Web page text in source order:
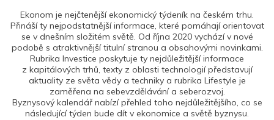
Ekonom je nejčtenější ekonomický týdeník na českém trhu.
Přináší ty nejpodstatnější informace, které pomáhají orientovat
se v dnešním složitém světě. Od října 2020 vychází v nové
podobě s atraktivnější titulní stranou a obsahovými novinkami.
Rubrika Investice poskytuje ty nejdůležitější informace
z kapitálových trhů, texty z oblasti technologií představují
aktuality ze světa vědy a techniky a rubrika Lifestyle je
zaměřena na sebevzdělávání a seberozvoj.
Byznysový kalendář nabízí přehled toho nejdůležitějšího, co se
následující týden bude dít v ekonomice a světě byznysu.